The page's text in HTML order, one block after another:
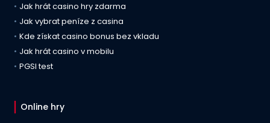
Jak hrát casino hry zdarma
Jak vybrat peníze z casina
Kde získat casino bonus bez vkladu
Jak hrát casino v mobilu
PGSI test
Online hry